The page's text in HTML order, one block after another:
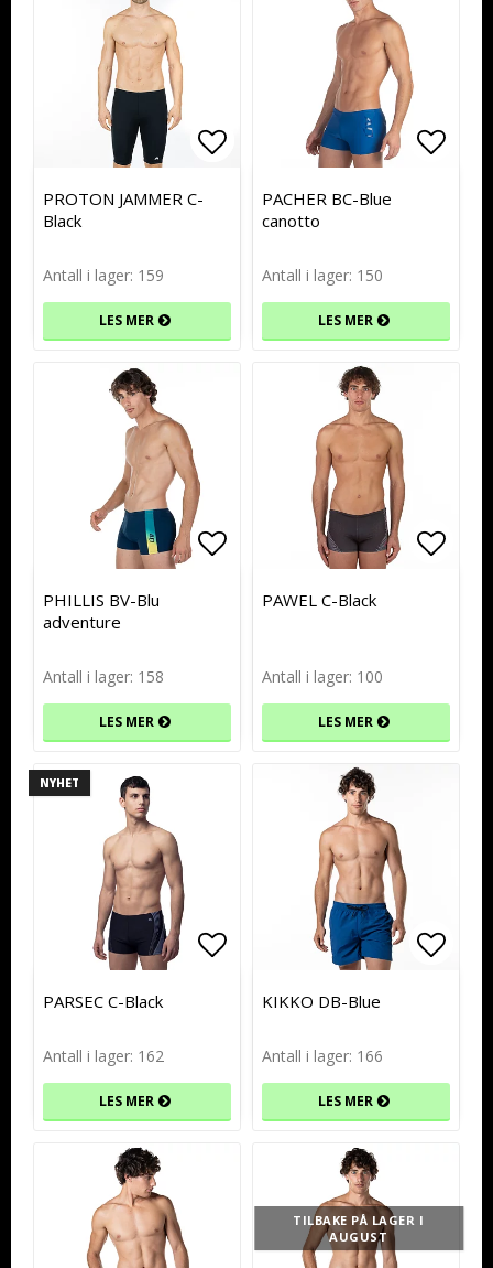
Add to list of favorites
Add to list of favorites
PROTON JAMMER C-
Black
Antall i lager: 159
LES MER
PACHER BC-Blue
canotto
Antall i lager: 150
LES MER
Add to list of favorites
Add to list of favorites
PHILLIS BV-Blu
adventure
Antall i lager: 158
LES MER
PAWEL C-Black
Antall i lager: 100
LES MER
NYHET
Add to list of favorites
Add to list of favorites
PARSEC C-Black
Antall i lager: 162
LES MER
KIKKO DB-Blue
Antall i lager: 166
LES MER
TILBAKE PÅ LAGER I
AUGUST